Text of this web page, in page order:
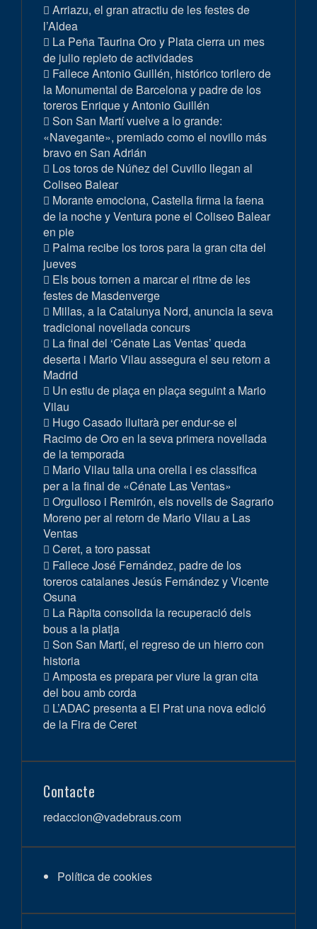
Arriazu, el gran atractiu de les festes de
l’Aldea
La Peña Taurina Oro y Plata cierra un mes
de julio repleto de actividades
Fallece Antonio Guillén, histórico torilero de
la Monumental de Barcelona y padre de los
toreros Enrique y Antonio Guillén
Son San Martí vuelve a lo grande:
«Navegante», premiado como el novillo más
bravo en San Adrián
Los toros de Núñez del Cuvillo llegan al
Coliseo Balear
Morante emociona, Castella firma la faena
de la noche y Ventura pone el Coliseo Balear
en pie
Palma recibe los toros para la gran cita del
jueves
Els bous tornen a marcar el ritme de les
festes de Masdenverge
Millas, a la Catalunya Nord, anuncia la seva
tradicional novellada concurs
La final del ‘Cénate Las Ventas’ queda
deserta i Mario Vilau assegura el seu retorn a
Madrid
Un estiu de plaça en plaça seguint a Mario
Vilau
Hugo Casado lluitarà per endur-se el
Racimo de Oro en la seva primera novellada
de la temporada
Mario Vilau talla una orella i es classifica
per a la final de «Cénate Las Ventas»
Orgulloso i Remirón, els novells de Sagrario
Moreno per al retorn de Mario Vilau a Las
Ventas
Ceret, a toro passat
Fallece José Fernández, padre de los
toreros catalanes Jesús Fernández y Vicente
Osuna
La Ràpita consolida la recuperació dels
bous a la platja
Son San Martí, el regreso de un hierro con
historia
Amposta es prepara per viure la gran cita
del bou amb corda
L’ADAC presenta a El Prat una nova edició
de la Fira de Ceret
Contacte
redaccion@vadebraus.com
Política de cookies